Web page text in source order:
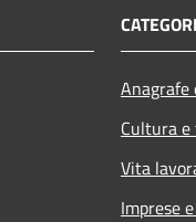
Cultura
Vita
Imprese